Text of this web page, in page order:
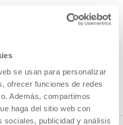
se usan para personalizar
ofrecer funciones de redes
Además, compartimos
haga del sitio web con
sociales, publicidad y análisis